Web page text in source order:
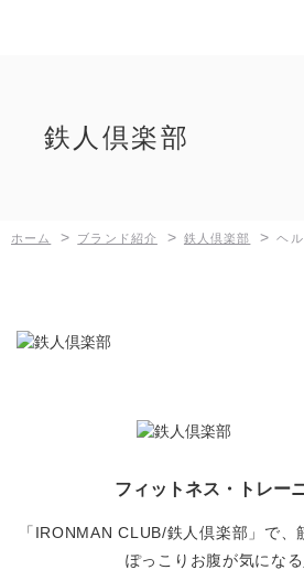
ブランド紹介
SilverRoad
カタログダウンロード
鉄人倶楽部
ホーム > ブランド紹介 > 鉄人倶楽部 > ヘ
フィットネス・トレー
「IRONMAN CLUB/鉄人倶楽部」で、
ぽっこりお腹が気になる